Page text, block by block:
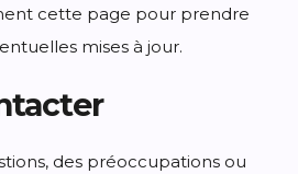
cette page pour prendre
mises à jour.
des préoccupations ou